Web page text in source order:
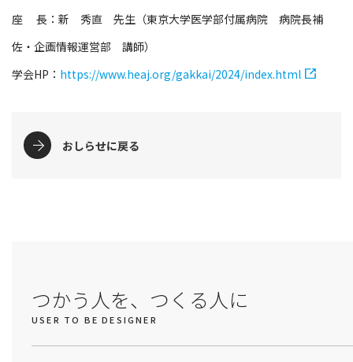
座 長：新 秀直 先生（東京大学医学部付属病院 病院長補
佐・企画情報運営部 講師）
学会HP： https://www.heaj.org/gakkai/2024/index.html
おしらせに戻る
つかう人を、つくる人に
USER TO BE DESIGNER